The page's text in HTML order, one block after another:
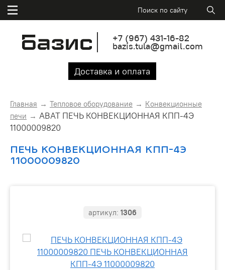
+7 (967) 431-16-82
bazis.tula@gmail.com
Доставка и оплата
Главная Тепловое оборудование
Конвекционные
печи
ABAT ПЕЧЬ КОНВЕКЦИОННАЯ КПП-4Э
11000009820
ПЕЧЬ КОНВЕКЦИОННАЯ КПП-4Э
11000009820
артикул: 1306